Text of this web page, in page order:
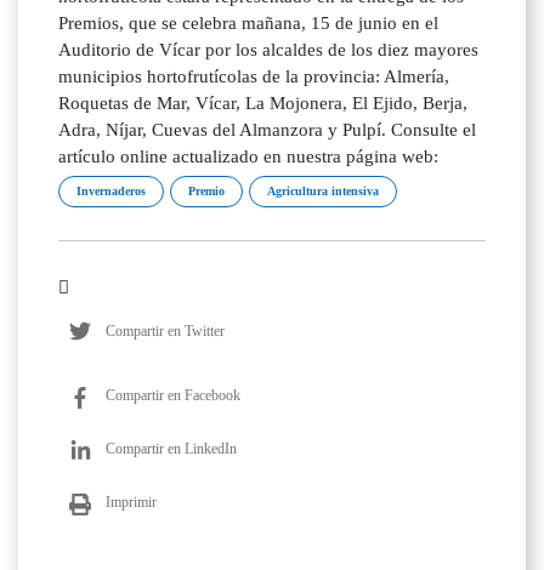
Premios, que se celebra mañana, 15 de junio en el
Auditorio de Vícar por los alcaldes de los diez mayores
municipios hortofrutícolas de la provincia: Almería,
Roquetas de Mar, Vícar, La Mojonera, El Ejido, Berja,
Adra, Níjar, Cuevas del Almanzora y Pulpí. Consulte el
artículo online actualizado en nuestra página web:
Invernaderos Premio Agricultura intensiva
Compartir en Twitter
Compartir en Facebook
Compartir en LinkedIn
Imprimir